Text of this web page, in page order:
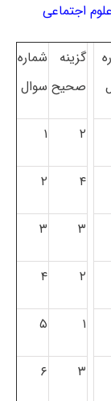
گزینه
صحیح
شماره
سوال
۲ ۱
۴ ۲
۳ ۳
۲ ۴
۱ ۵
۳ ۶